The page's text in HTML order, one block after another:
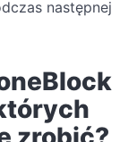
następnej